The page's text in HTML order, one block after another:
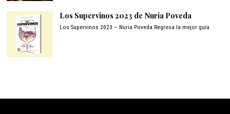
Los Supervinos 2023 de Nuria Poveda
Los Supervinos 2023 – Nuria Poveda Regresa la mejor guía